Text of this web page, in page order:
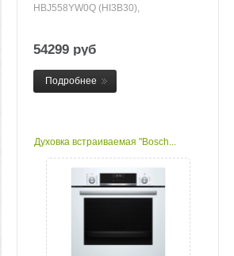
HBJ558YW0Q (HI3B30),
54299 руб
Подробнее
Духовка встраиваемая "Bosch...